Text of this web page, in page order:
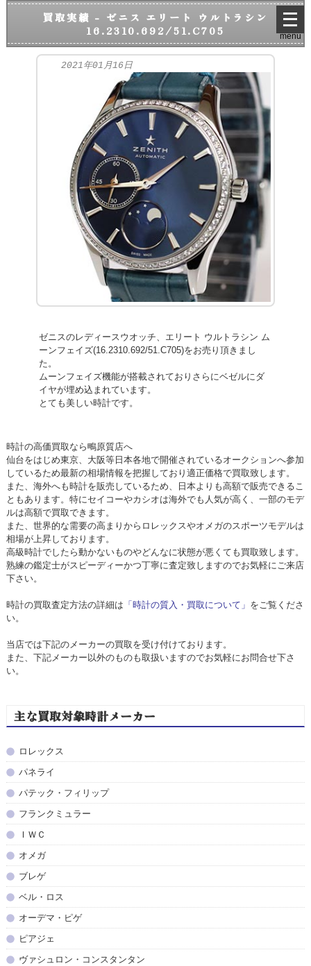
メ
ニ
ュ
menu
買取実績 - ゼニス エリート ウルトラシン
16.2310.692/51.C705
2021年01月16日
ゼニスのレディースウオッチ、エリート ウルトラシン ム
ーンフェイズ(16.2310.692/51.C705)をお売り頂きまし
た。
ムーンフェイズ機能が搭載されておりさらにベゼルにダ
イヤが埋め込まれています。
とても美しい時計です。
時計の高価買取なら鴫原質店へ
仙台をはじめ東京、大阪等日本各地で開催されているオークションへ参加
しているため最新の相場情報を把握しており適正価格で買取致します。
また、海外へも時計を販売しているため、日本よりも高額で販売できるこ
ともあります。特にセイコーやカシオは海外でも人気が高く、一部のモデ
ルは高額で買取できます。
また、世界的な需要の高まりからロレックスやオメガのスポーツモデルは
相場が上昇しております。
高級時計でしたら動かないものやどんなに状態が悪くても買取致します。
熟練の鑑定士がスピーディーかつ丁寧に査定致しますのでお気軽にご来店
下さい。
時計の買取査定方法の詳細は 「時計の質入・買取について」 をご覧くださ
い。
当店では下記のメーカーの買取を受け付けております。
また、下記メーカー以外のものも取扱いますのでお気軽にお問合せ下さ
い。
主な買取対象時計メーカー
ロレックス
パネライ
パテック・フィリップ
フランクミュラー
ＩＷＣ
オメガ
ブレゲ
ベル・ロス
オーデマ・ピゲ
ピアジェ
ヴァシュロン・コンスタンタン